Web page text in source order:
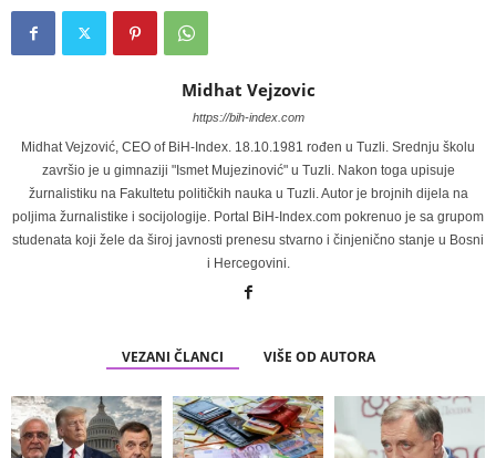
Midhat Vejzovic
https://bih-index.com
Midhat Vejzović, CEO of BiH-Index. 18.10.1981 rođen u Tuzli. Srednju školu
završio je u gimnaziji "Ismet Mujezinović" u Tuzli. Nakon toga upisuje
žurnalistiku na Fakultetu političkih nauka u Tuzli. Autor je brojnih dijela na
poljima žurnalistike i socijologije. Portal BiH-Index.com pokrenuo je sa grupom
studenata koji žele da široj javnosti prenesu stvarno i činjenično stanje u Bosni
i Hercegovini.
VEZANI ČLANCI VIŠE OD AUTORA